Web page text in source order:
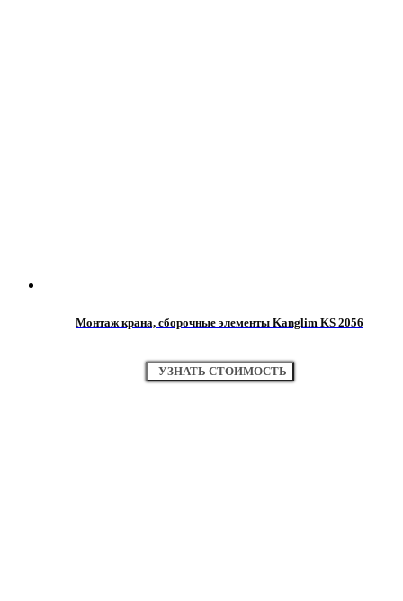
Монтаж крана, сборочные элементы Kanglim KS 2056
УЗНАТЬ СТОИМОСТЬ